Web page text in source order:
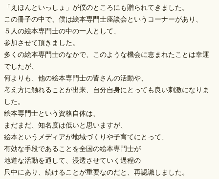
「えほんといっしょ」が僕のところにも贈られてきました。
この冊子の中で、僕は絵本専門士座談会というコーナーがあり、
５人の絵本専門士の中の一人として、
参加させて頂きました。
多くの絵本専門士のなかで、このような機会に恵まれたことは幸運
でしたが、
何よりも、他の絵本専門士の皆さんの活動や、
考え方に触れることが出来、自分自身にとっても良い刺激になりま
した。
絵本専門士という資格自体は、
まだまだ、知名度は低いと思いますが、
絵本というメディアが地域づくりや子育てにとって、
有効な手段であることを全国の絵本専門士が
地道な活動を通して、浸透させていく過程の
只中にあり、続けることが重要なのだと、再認識しました。